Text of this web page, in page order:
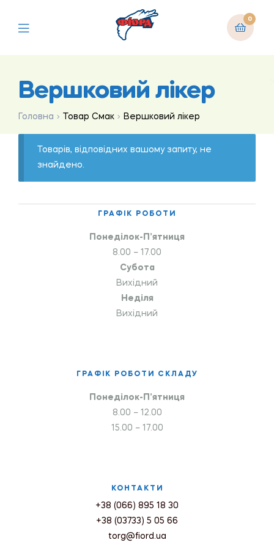
0
Вершковий лікер
Головна Товар Смак Вершковий лікер
Товарів, відповідних вашому запиту, не
знайдено.
ГРАФІК РОБОТИ
Понеділок-П’ятниця
8.00 – 17.00
Субота
Вихідний
Неділя
Вихідний
ГРАФІК РОБОТИ СКЛАДУ
Понеділок-П’ятниця
8.00 – 12.00
15.00 – 17.00
КОНТАКТИ
+38 (066) 895 18 30
+38 (03733) 5 05 66
torg@fiord.ua